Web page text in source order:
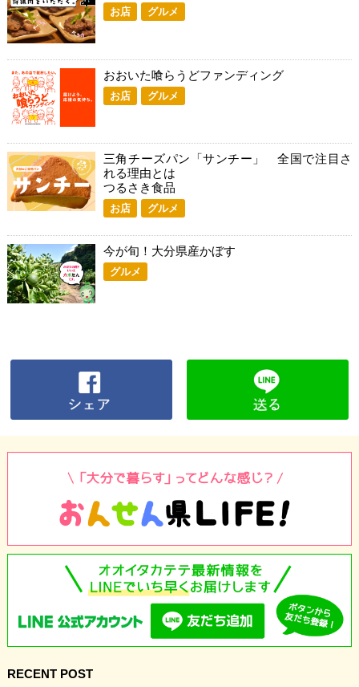
お店 グルメ
おおいた喰らうどファンディング
お店 グルメ
三角チーズパン「サンチー」 全国で注目さ
れる理由とは
つるさき食品
お店 グルメ
今が旬！大分県産かぼす
グルメ
RECENT POST